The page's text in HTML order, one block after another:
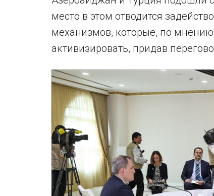
место в этом отводится
механизмов, которые, по мнению
активизировать, придав